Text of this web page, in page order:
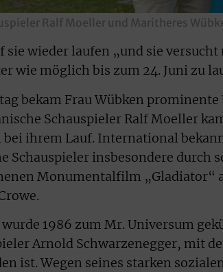
Ralf Moeller und Maritheres
sie wieder laufen „und sie
wie möglich bis zum 24. Juni zu
bekam Frau Wübken
Schauspieler Ralf Moeller
bei ihrem Lauf. International
Schauspieler insbesondere durch
Monumentalfilm „Gladiator“
1986 zum Mr. Universum
Arnold Schwarzenegger, mit
ist. Wegen seines starken